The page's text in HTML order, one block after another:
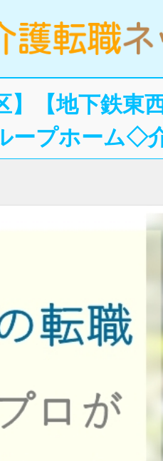
】【地下鉄東
ープホーム◇